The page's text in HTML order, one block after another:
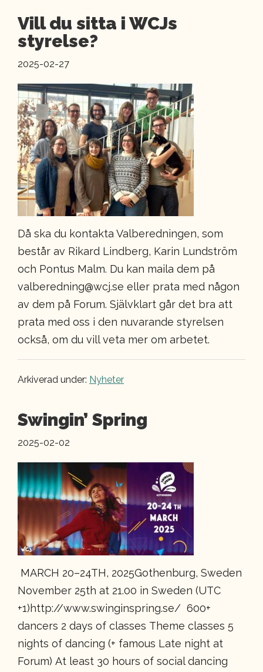
Vill du sitta i WCJs
styrelse?
2025-02-27
Då ska du kontakta Valberedningen, som
består av Rikard Lindberg, Karin Lundström
och Pontus Malm. Du kan maila dem på
valberedning@wcj.se eller prata med någon
av dem på Forum. Självklart går det bra att
prata med oss i den nuvarande styrelsen
också, om du vill veta mer om arbetet.
Arkiverad under: Nyheter
Swingin’ Spring
2025-02-02
MARCH 20–24TH, 2025Gothenburg, Sweden
November 25th at 21.00 in Sweden (UTC
+1)http://www.swinginspring.se/ 600+
dancers 2 days of classes Theme classes 5
nights of dancing (+ famous Late night at
Forum) At least 30 hours of social dancing